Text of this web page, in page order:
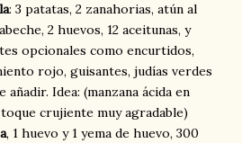
: 3 patatas, 2 zanahorias, atún al
2 huevos, 12 aceitunas, y
opcionales como encurtidos,
rojo, guisantes, judías verdes
Idea: (manzana ácida en
crujiente muy agradable)
, 1 huevo y 1 yema de huevo, 300